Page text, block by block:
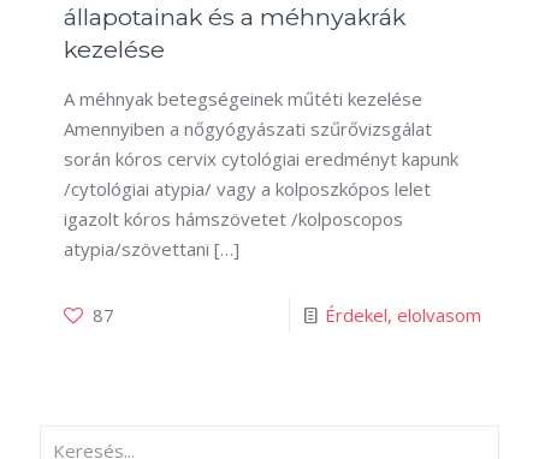
állapotainak és a méhnyakrák
kezelése
A méhnyak betegségeinek műtéti kezelése
Amennyiben a nőgyógyászati szűrővizsgálat
során kóros cervix cytológiai eredményt kapunk
/cytológiai atypia/ vagy a kolposzkópos lelet
igazolt kóros hámszövetet /kolposcopos
atypia/szövettani […]
87 Érdekel, elolvasom